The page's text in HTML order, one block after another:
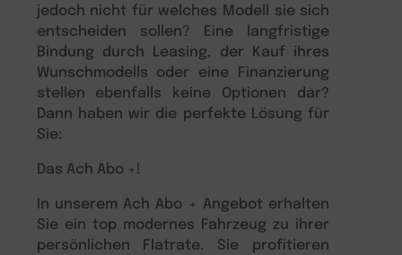
jedoch nicht für welches Modell sie sich
entscheiden sollen? Eine langfristige
Bindung durch Leasing, der Kauf ihres
Wunschmodells oder eine Finanzierung
stellen ebenfalls keine Optionen dar?
Dann haben wir die perfekte Lösung für
Sie:
Das Ach Abo +!
In unserem Ach Abo + Angebot erhalten
Sie ein top modernes Fahrzeug zu ihrer
persönlichen Flatrate. Sie profitieren